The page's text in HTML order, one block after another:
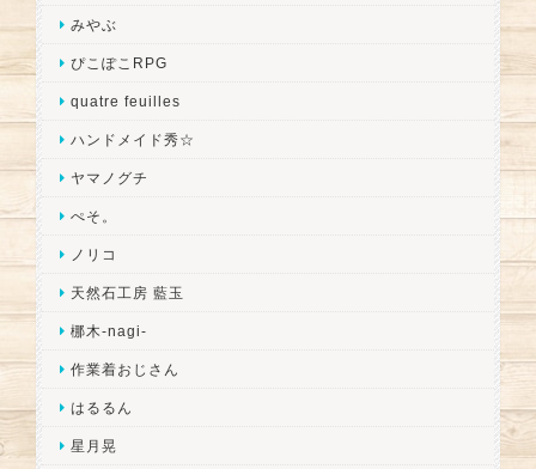
みやぶ
ぴこぽこRPG
quatre feuilles
ハンドメイド秀☆
ヤマノグチ
ぺそ。
ノリコ
天然石工房 藍玉
梛木-nagi-
作業着おじさん
はるるん
星月晃